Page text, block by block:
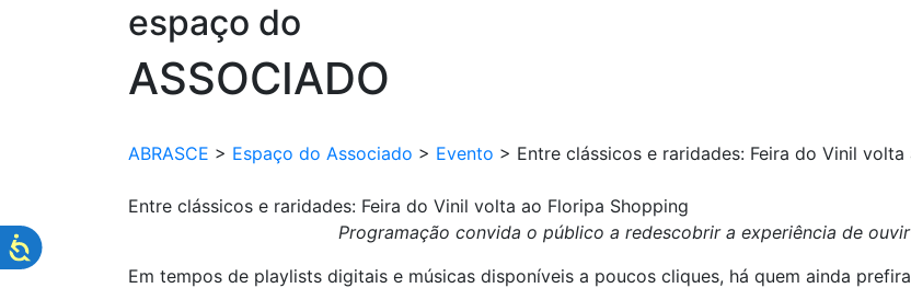
espaço do
ASSOCIADO
ABRASCE > Espaço do Associado > Evento > Entre clássicos e raridades: Feira do Vinil
Entre clássicos e raridades: Feira do Vinil volta ao Floripa Shopping
Programação convida o público a redescobrir a experiência de
Em tempos de playlists digitais e músicas disponíveis a poucos cliques, há quem ainda